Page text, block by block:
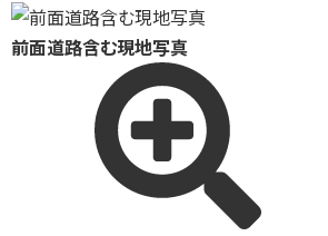
前面道路含む現地写真